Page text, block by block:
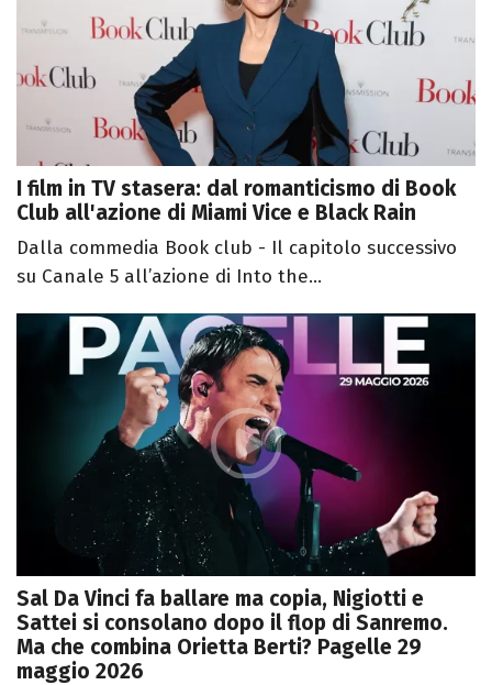
I film in TV stasera: dal romanticismo di Book
Club all'azione di Miami Vice e Black Rain
Dalla commedia Book club - Il capitolo successivo
su Canale 5 all’azione di Into the...
Sal Da Vinci fa ballare ma copia, Nigiotti e
Sattei si consolano dopo il flop di Sanremo.
Ma che combina Orietta Berti? Pagelle 29
maggio 2026